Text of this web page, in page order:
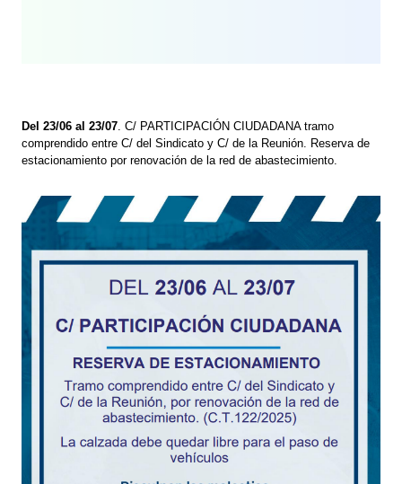
Del 23/06 al 23/07. C/ PARTICIPACIÓN CIUDADANA tramo
comprendido entre C/ del Sindicato y C/ de la Reunión. Reserva de
estacionamiento por renovación de la red de abastecimiento.